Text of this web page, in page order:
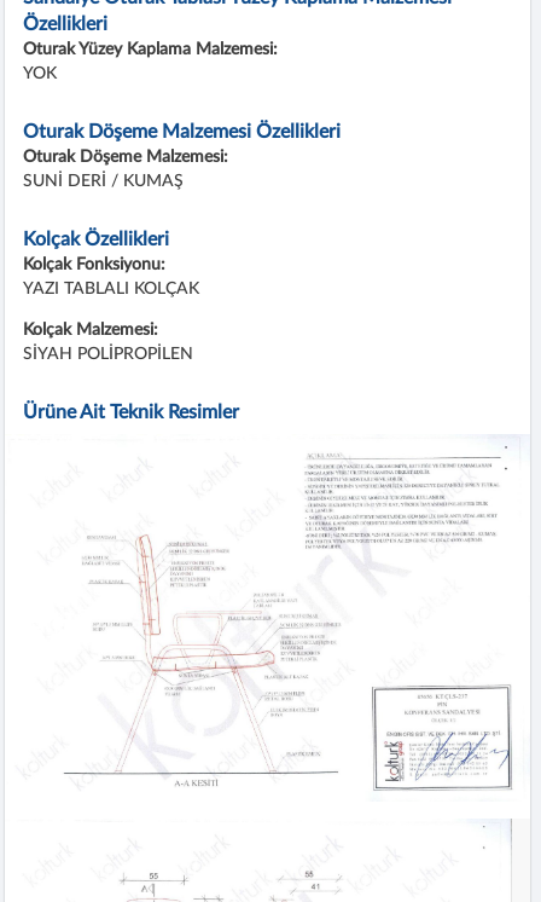
Özellikleri
Oturak Yüzey Kaplama Malzemesi:
YOK
Oturak Döşeme Malzemesi Özellikleri
Oturak Döşeme Malzemesi:
SUNİ DERİ / KUMAŞ
Kolçak Özellikleri
Kolçak Fonksiyonu:
YAZI TABLALI KOLÇAK
Kolçak Malzemesi:
SİYAH POLİPROPİLEN
Ürüne Ait Teknik Resimler